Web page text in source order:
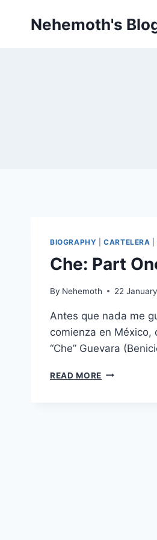
Nehemoth's
BIOGRAPHY |CARTELERA |
Che: Part
By Nehemoth 22
Antes que nada me
comienza en México,
“Che” Guevara
READ MORE CHE: